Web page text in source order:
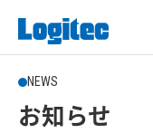
NEWS
お知らせ